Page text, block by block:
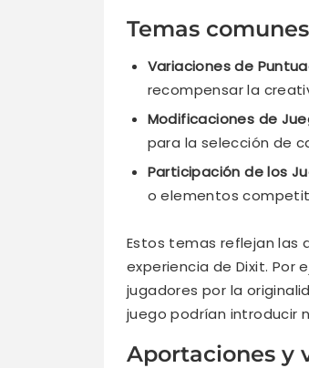
Temas
Variaciones de
recompensar la
Modificaciones de
para la selección de
Participación de los
o elementos
Estos temas reflejan las
experiencia de Dixit. Por
jugadores por la
juego podrían introducir
Aportaciones y